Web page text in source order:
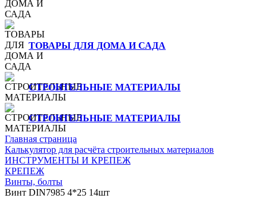
ТОВАРЫ ДЛЯ ДОМА И САДА
СТРОИТЕЛЬНЫЕ МАТЕРИАЛЫ
СТРОИТЕЛЬНЫЕ МАТЕРИАЛЫ
Главная страница
Калькулятор для расчёта строительных материалов
ИНСТРУМЕНТЫ И КРЕПЕЖ
КРЕПЕЖ
Винты, болты
Винт DIN7985 4*25 14шт